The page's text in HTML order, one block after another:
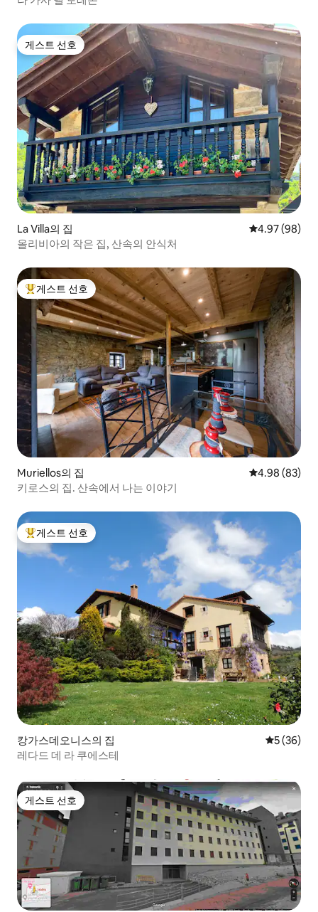
게스트 선호
게스트 선호
La Villa의 집 평점 4.97점(5
4.97 (98)
올리비아의 작은 집, 산속의 안식처
상위 게스트 선호
게스트 선호
Muriellos의 집 평점 4.98점(5
4.98 (83)
키로스의 집. 산속에서 나는 이야기
상위 게스트 선호
게스트 선호
캉가스데오니스의 집 평점 5점(5
5 (36)
레다드 데 라 쿠에스테
게스트 선호
게스트 선호